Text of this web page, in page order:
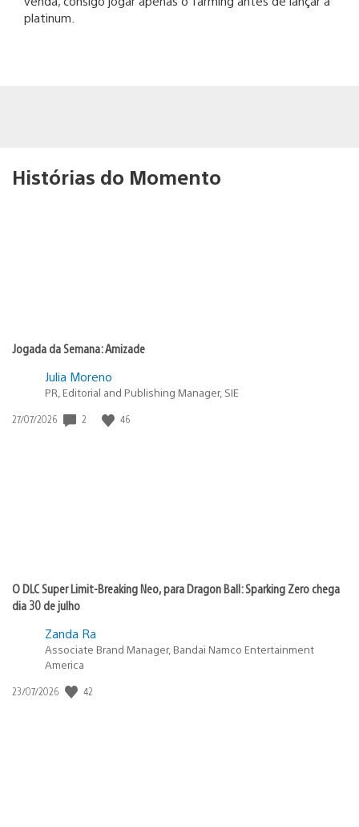
platinum.
Histórias do Momento
Jogada da Semana: Amizade
Julia Moreno
PR, Editorial and Publishing Manager, SIE
Data
27/07/2026 2 46
O DLC Super Limit-Breaking Neo, para Dragon Ball: Sparking Zero chega
dia 30 de julho
Zanda Ra
Associate Brand Manager, Bandai Namco Entertainment
America
Data
23/07/2026 42